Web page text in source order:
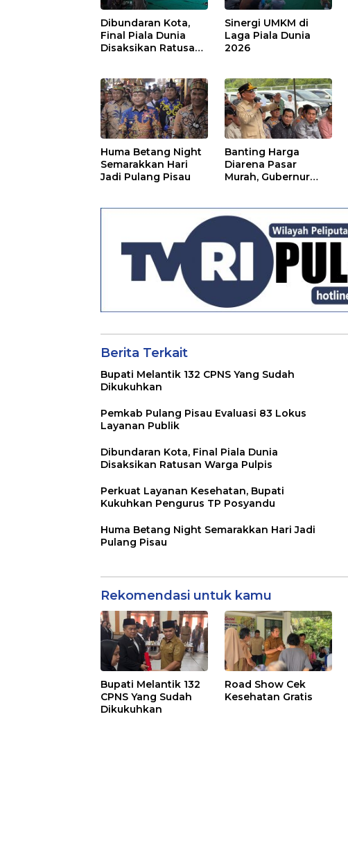
Dibundaran Kota,
Final Piala Dunia
Disaksikan Ratusan
Sinergi UMKM di
Laga Piala Dunia
2026
Huma Betang Night
Semarakkan Hari
Jadi Pulang Pisau
Banting Harga
Diarena Pasar
Murah, Gubernur
Berita Terkait
Bupati Melantik 132 CPNS Yang Sudah
Dikukuhkan
Pemkab Pulang Pisau Evaluasi 83 Lokus
Layanan Publik
Dibundaran Kota, Final Piala Dunia
Disaksikan Ratusan Warga Pulpis
Perkuat Layanan Kesehatan, Bupati
Kukuhkan Pengurus TP Posyandu
Huma Betang Night Semarakkan Hari Jadi
Pulang Pisau
Rekomendasi untuk kamu
Bupati Melantik 132
CPNS Yang Sudah
Dikukuhkan
Road Show Cek
Kesehatan Gratis